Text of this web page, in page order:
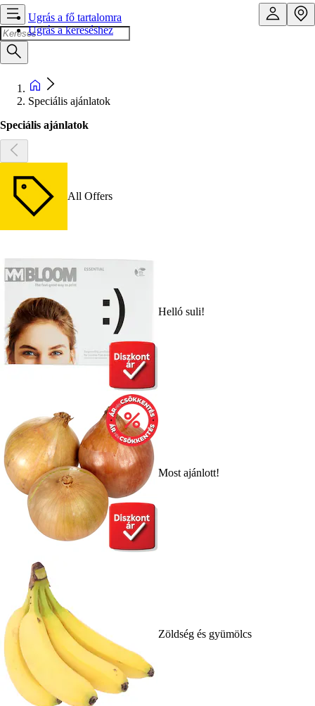
Ugrás a fő tartalomra
Ugrás a kereséshez
Speciális ajánlatok
Speciális ajánlatok
All Offers
Helló suli!
Most ajánlott!
Zöldség és gyümölcs